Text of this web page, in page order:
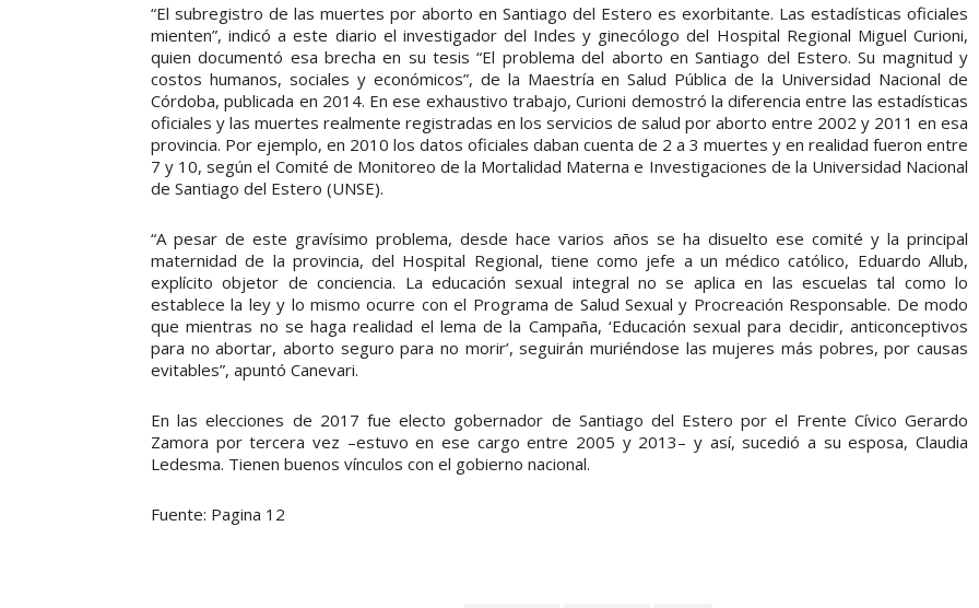
“El subregistro de las muertes por aborto en Santiago del Estero es exorbitante. Las estadísticas oficiales
mienten”, indicó a este diario el investigador del Indes y ginecólogo del Hospital Regional Miguel Curioni,
quien documentó esa brecha en su tesis “El problema del aborto en Santiago del Estero. Su magnitud y
costos humanos, sociales y económicos”, de la Maestría en Salud Pública de la Universidad Nacional de
Córdoba, publicada en 2014. En ese exhaustivo trabajo, Curioni demostró la diferencia entre las estadísticas
oficiales y las muertes realmente registradas en los servicios de salud por aborto entre 2002 y 2011 en esa
provincia. Por ejemplo, en 2010 los datos oficiales daban cuenta de 2 a 3 muertes y en realidad fueron entre
7 y 10, según el Comité de Monitoreo de la Mortalidad Materna e Investigaciones de la Universidad Nacional
de Santiago del Estero (UNSE).
“A pesar de este gravísimo problema, desde hace varios años se ha disuelto ese comité y la principal
maternidad de la provincia, del Hospital Regional, tiene como jefe a un médico católico, Eduardo Allub,
explícito objetor de conciencia. La educación sexual integral no se aplica en las escuelas tal como lo
establece la ley y lo mismo ocurre con el Programa de Salud Sexual y Procreación Responsable. De modo
que mientras no se haga realidad el lema de la Campaña, ‘Educación sexual para decidir, anticonceptivos
para no abortar, aborto seguro para no morir’, seguirán muriéndose las mujeres más pobres, por causas
evitables”, apuntó Canevari.
En las elecciones de 2017 fue electo gobernador de Santiago del Estero por el Frente Cívico Gerardo
Zamora por tercera vez –estuvo en ese cargo entre 2005 y 2013– y así, sucedió a su esposa, Claudia
Ledesma. Tienen buenos vínculos con el gobierno nacional.
Fuente: Pagina 12